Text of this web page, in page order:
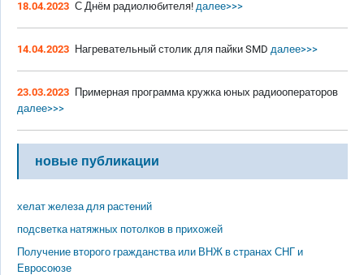
18.04.2023 С Днём радиолюбителя! далее>>>
14.04.2023 Нагревательный столик для пайки SMD далее>>>
23.03.2023 Примерная программа кружка юных радиооператоров
далее>>>
новые публикации
хелат железа для растений
подсветка натяжных потолков в прихожей
Получение второго гражданства или ВНЖ в странах СНГ и
Евросоюзе